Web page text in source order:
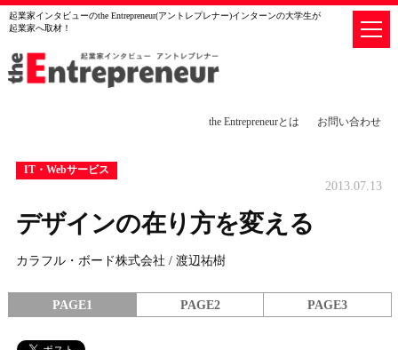
起業家インタビューのthe Entrepreneur(アントレプレナー)インターンの大学生が
起業家へ取材！
お問い合わせ
the Entrepreneurとは
IT・Webサービス
2013.07.13
デザインの在り方を変える
カラフル・ボード株式会社 / 渡辺祐樹
PAGE1 PAGE2 PAGE3